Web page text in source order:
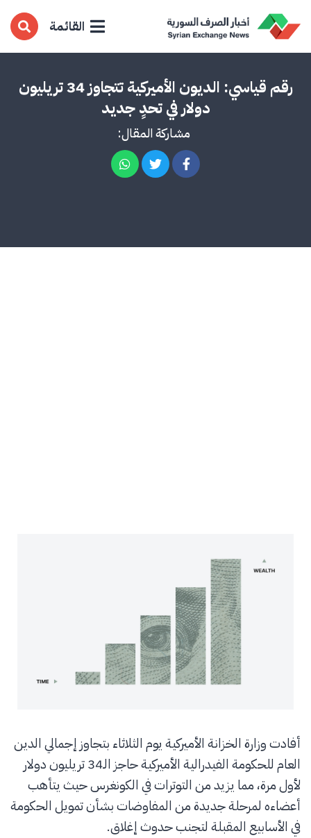
القائمة
رقم قياسي: الديون الأميركية تتجاوز 34 تريليون
دولار في تحدٍ جديد
مشاركة المقال:
أفادت وزارة الخزانة الأميركية يوم الثلاثاء بتجاوز إجمالي الدين
العام للحكومة الفيدرالية الأميركية حاجز الـ34 تريليون دولار
لأول مرة، مما يزيد من التوترات في الكونغرس حيث يتأهب
أعضاءه لمرحلة جديدة من المفاوضات بشأن تمويل الحكومة
في الأسابيع المقبلة لتجنب حدوث إغلاق.